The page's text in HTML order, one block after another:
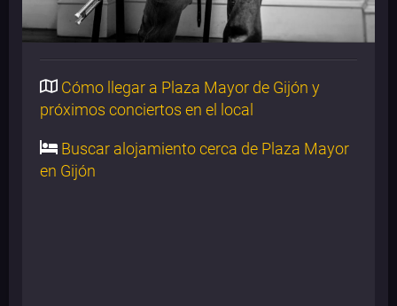
Cómo llegar a Plaza Mayor de Gijón y
próximos conciertos en el local
Buscar alojamiento cerca de Plaza Mayor
en Gijón